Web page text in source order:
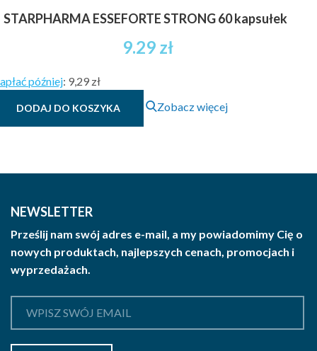
STARPHARMA ESSEFORTE STRONG 60 kapsułek
9.29 zł
później: 9,29 zł
DODAJ DO KOSZYKA Zobacz więcej
NEWSLETTER
Prześlij nam swój adres e-mail, a my powiadomimy Cię o
nowych produktach, najlepszych cenach, promocjach i
wyprzedażach.